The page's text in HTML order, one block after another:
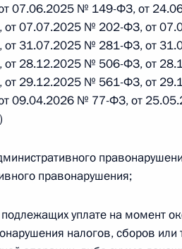
26.07.2026 г. № 264-ФЗ
13–2 Федерального закона «Об
пункта 1 части 13 статьи 3
„Об актах гражданского
26.07.2026 г. № 270-ФЗ
10 Федерального закона «Об
07.06.2025 № 149-ФЗ, от
07.07.2025 № 202-ФЗ, от
31.07.2025 № 281-ФЗ, от
28.12.2025 № 506-ФЗ, от
29.12.2025 № 561-ФЗ, от
09.04.2026 № 77-ФЗ, от
правонарушения;
уплате на момент
налогов, сборов